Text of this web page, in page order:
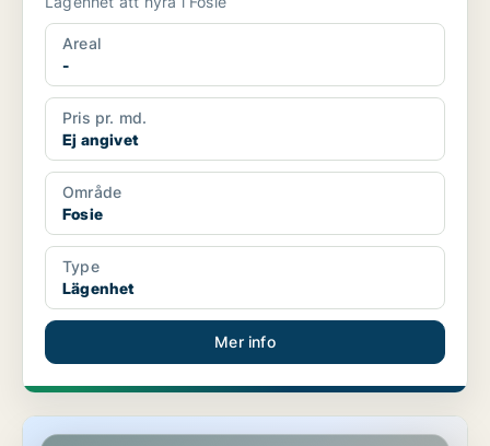
Areal
-
Pris pr. md.
Ej angivet
Område
Fosie
Type
Lägenhet
Mer info
Lägenhet i Fosie